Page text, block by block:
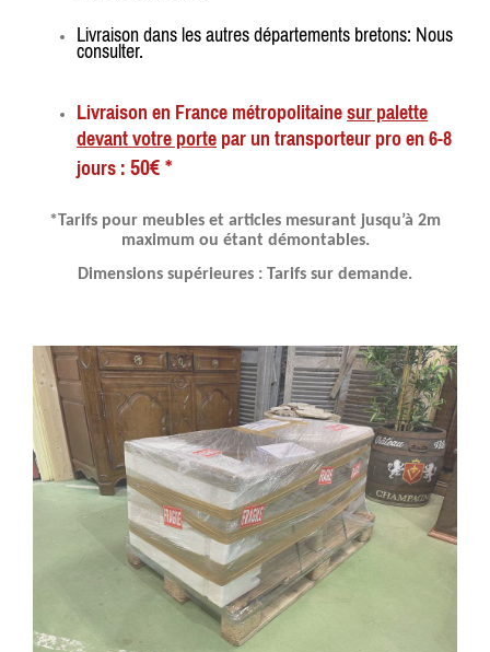
Livraison dans les autres départements bretons: Nous
consulter.
Livraison en France métropolitainesur palette
devant votre porte par un transporteur pro en 6-8
jours : 50€ *
*Tarifs pour meubles et articles mesurant jusqu’à 2m
maximum ou étant démontables.
Dimensions supérieures : Tarifs sur demande.